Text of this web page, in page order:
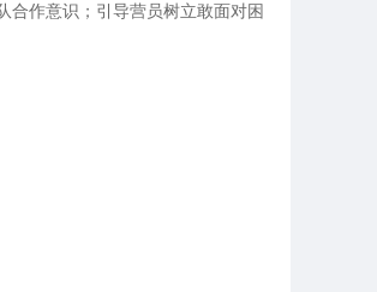
合作意识；引导营员树立敢面对困